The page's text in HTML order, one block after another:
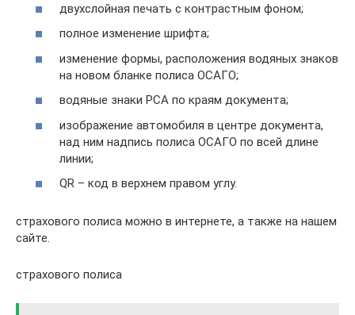
двухслойная печать с контрастным фоном;
полное изменение шрифта;
изменение формы, расположения водяных знаков
на новом бланке полиса ОСАГО;
водяные знаки РСА по краям документа;
изображение автомобиля в центре документа,
над ним надпись полиса ОСАГО по всей длине
линии;
QR – код в верхнем правом углу.
страхового полиса можно в интернете, а также на нашем
сайте.
страхового полиса